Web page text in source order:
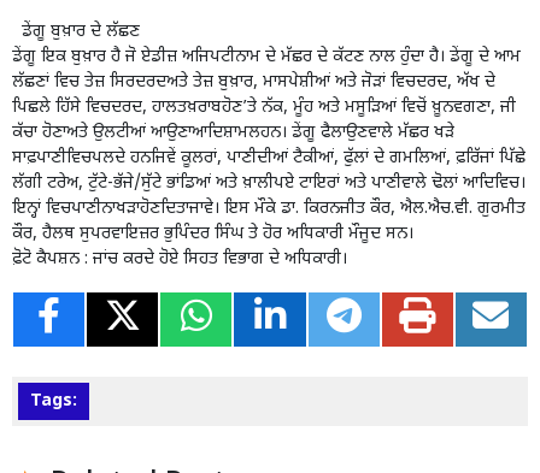
ਡੇਂਗੂ ਬੁਖ਼ਾਰ ਦੇ ਲੱਛਣ
ਡੇਂਗੂ ਇਕ ਬੁਖ਼ਾਰ ਹੈ ਜੋ ਏਡੀਜ਼ ਅਜਿਪਟੀਨਾਮ ਦੇ ਮੱਛਰ ਦੇ ਕੱਟਣ ਨਾਲ ਹੁੰਦਾ ਹੈ। ਡੇਂਗੂ ਦੇ ਆਮ
ਲੱਛਣਾਂ ਵਿਚ ਤੇਜ਼ ਸਿਰਦਰਦਅਤੇ ਤੇਜ਼ ਬੁਖ਼ਾਰ, ਮਾਸਪੇਸ਼ੀਆਂ ਅਤੇ ਜੋੜਾਂ ਵਿਚਦਰਦ, ਅੱਖ ਦੇ
ਪਿਛਲੇ ਹਿੱਸੇ ਵਿਚਦਰਦ, ਹਾਲਤਖ਼ਰਾਬਹੋਣ’ਤੇ ਨੱਕ, ਮੂੰਹ ਅਤੇ ਮਸੂੜਿਆਂ ਵਿਚੋਂ ਖ਼ੂਨਵਗਣਾ, ਜੀ
ਕੱਚਾ ਹੋਣਾਅਤੇ ਉਲਟੀਆਂ ਆਉਣਾਆਦਿਸ਼ਾਮਲਹਨ। ਡੇਂਗੂ ਫੈਲਾਉਣਵਾਲੇ ਮੱਛਰ ਖੜੇ
ਸਾਫ਼ਪਾਣੀਵਿਚਪਲਦੇ ਹਨਜਿਵੇਂ ਕੂਲਰਾਂ, ਪਾਣੀਦੀਆਂ ਟੈਕੀਆਂ, ਫੁੱਲਾਂ ਦੇ ਗਮਲਿਆਂ, ਫ਼ਰਿੱਜਾਂ ਪਿੱਛੇ
ਲੱਗੀ ਟਰੇਅ, ਟੁੱਟੇ-ਭੱਜੇ/ਸੁੱਟੇ ਭਾਂਡਿਆਂ ਅਤੇ ਖ਼ਾਲੀਪਏ ਟਾਇਰਾਂ ਅਤੇ ਪਾਣੀਵਾਲੇ ਢੋਲਾਂ ਆਦਿਵਿਚ।
ਇਨ੍ਹਾਂ ਵਿਚਪਾਣੀਨਾਖੜਾਹੋਣਦਿਤਾਜਾਵੇ। ਇਸ ਮੌਕੇ ਡਾ. ਕਿਰਨਜੀਤ ਕੌਰ, ਐਲ.ਐਚ.ਵੀ. ਗੁਰਮੀਤ
ਕੌਰ, ਹੈਲਥ ਸੁਪਰਵਾਇਜ਼ਰ ਭੁਪਿੰਦਰ ਸਿੰਘ ਤੇ ਹੋਰ ਅਧਿਕਾਰੀ ਮੌਜੂਦ ਸਨ।
ਫ਼ੋਟੋ ਕੈਪਸ਼ਨ : ਜਾਂਚ ਕਰਦੇ ਹੋਏ ਸਿਹਤ ਵਿਭਾਗ ਦੇ ਅਧਿਕਾਰੀ।
Tags: